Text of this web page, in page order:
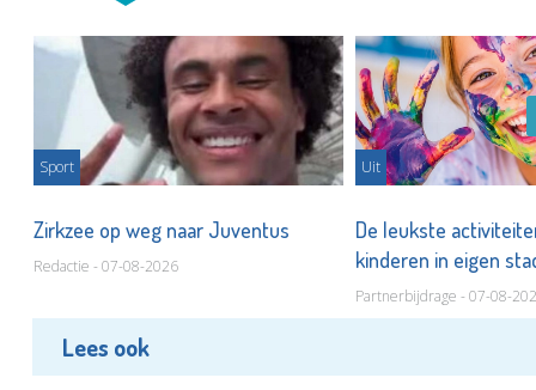
Sport
Zirkzee op weg naar Juventus
Redactie - 07-08-2026
Uit
De leukste
kinderen in eigen
Partnerbijdrage - 07-08-
Lees ook